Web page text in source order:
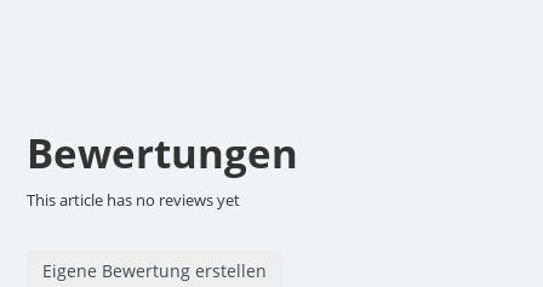
Bewertungen
This article has no reviews yet
Eigene Bewertung erstellen